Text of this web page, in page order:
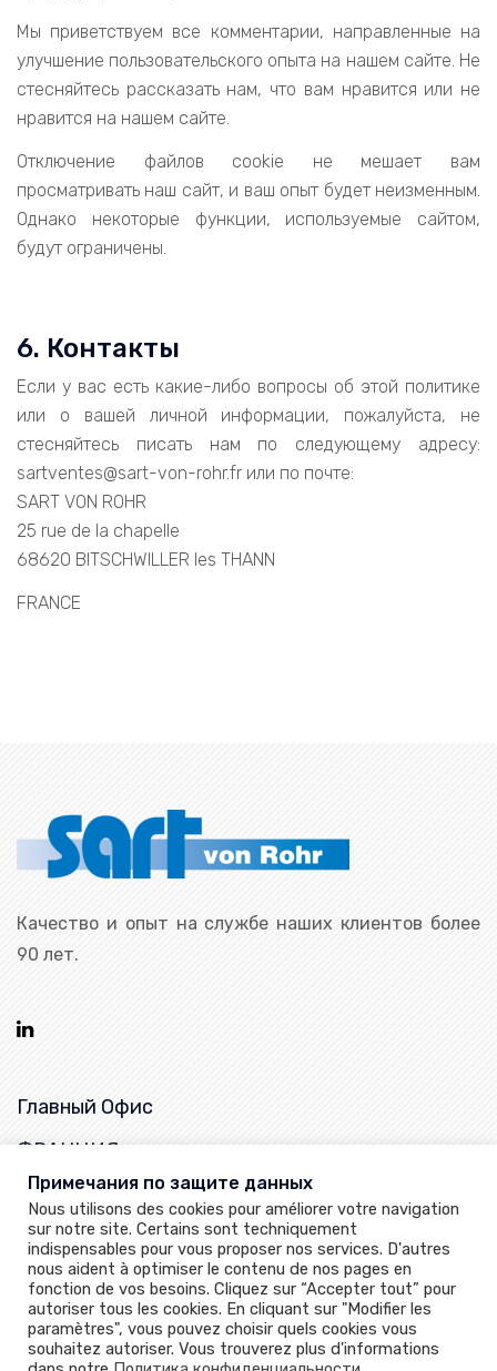
Мы приветствуем все комментарии, направленные на
улучшение пользовательского опыта на нашем сайте. Не
стесняйтесь рассказать нам, что вам нравится или не
нравится на нашем сайте.
Отключение файлов cookie не мешает вам
просматривать наш сайт, и ваш опыт будет неизменным.
Однако некоторые функции, используемые сайтом,
будут ограничены.
6. Контакты
Если у вас есть какие-либо вопросы об этой политике
или о вашей личной информации, пожалуйста, не
стесняйтесь писать нам по следующему адресу:
sartventes@sart-von-rohr.fr или по почте:
SART VON ROHR
25 rue de la chapelle
68620 BITSCHWILLER les THANN
FRANCE
Качество и опыт на службе наших клиентов более
90 лет.
Главный Офис
ФРАНЦИЯ
25, rue de la Chapelle,
68620 Bitschwiller-les-Thann
+33 (0)3 89 37 79 50
sartventes@sart-von-rohr.fr
Примечания по защите данных
Nous utilisons des cookies pour améliorer votre navigation
sur notre site. Certains sont techniquement
indispensables pour vous proposer nos services. D'autres
nous aident à optimiser le contenu de nos pages en
fonction de vos besoins. Cliquez sur “Accepter tout” pour
autoriser tous les cookies. En cliquant sur "Modifier les
paramètres", vous pouvez choisir quels cookies vous
souhaitez autoriser. Vous trouverez plus d'informations